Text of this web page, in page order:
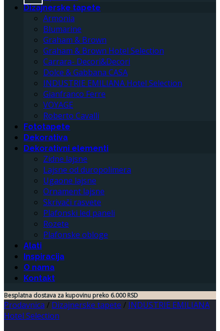
Dizajnerske tapete
Armonia
Blumarine
Graham & Brown
Graham & Brown Hotel Selection
Carrara- Decori&Decori
Dolce & Gabbana CASA
INDUSTRIE EMILIANA Hotel Selection
Gianfranco Ferre
VOYAGE
Roberto Cavalli
Fototapete
Dekorativa
Dekorativni elementi
Zidne lajsne
Lajsne od duropolimera
Ugaone lajsne
Ornament lajsne
Skrivači rasvete
Plafonski led paneli
Rozete
Plafonske obloge
Alati
Inspiracija
O nama
Kontakt
Besplatna dostava za kupovinu preko 6.000 RSD
Prodavnica / Dizajnerske tapete / INDUSTRIE EMILIANA
Hotel Selection